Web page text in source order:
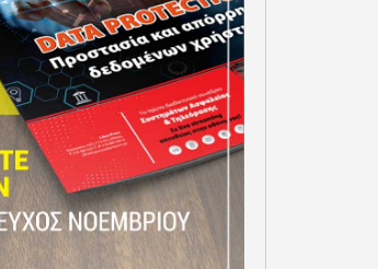
ΣΤΟΥΣ
LEADERS”
ΓΙΑ
ΧΡΟΝΙΑ
ΤΟ GOV.GR ΚΑΙ ΤΟ GOV.GR
MESSENGER ΘΕΤΟΥΝ ΣΕ
ΛΕΙΤΟΥΡΓΙΑ ΜΙΑ
ΠΡΟΣΩΠΟΠΟΙΗΜΕΝΗ ΚΑΙ
ΕΝΙΑΙΑ ΕΜΠΕΙΡΙΑ
ΕΞΥΠΗΡΕΤΗΣΗΣ ΠΟΛΙΤΩΝ
ΚΑΙ ΕΠΙΧΕΙΡΗΣΕΩΝ